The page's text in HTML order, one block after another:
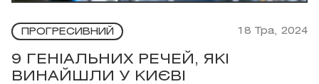
ПРОГРЕСИВНИЙ 18 Тра, 2024
9 ГЕНІАЛЬНИХ РЕЧЕЙ, ЯКІ
ВИНАЙШЛИ У КИЄВІ